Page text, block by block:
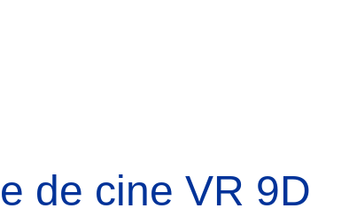
de cine VR 9D